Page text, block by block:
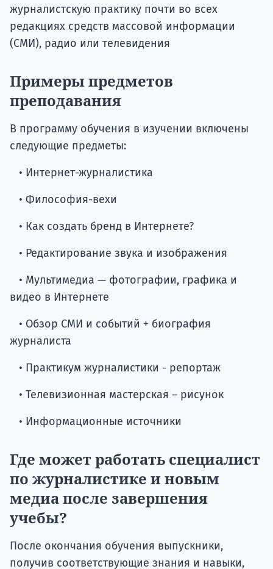
журналистскую практику почти во всех
редакциях средств массовой информации
(СМИ), радио или телевидения
Примеры предметов
преподавания
В программу обучения в изучении включены
следующие предметы:
• Интернет-журналистика
• Философия-вехи
• Как создать бренд в Интернете?
• Редактирование звука и изображения
• Мультимедиа — фотографии, графика и
видео в Интернете
• Обзор СМИ и событий + биография
журналиста
• Практикум журналистики - репортаж
• Телевизионная мастерская – рисунок
• Информационные источники
Где может работать специалист
по журналистике и новым
медиа после завершения
учебы?
После окончания обучения выпускники,
получив соответствующие знания и навыки,